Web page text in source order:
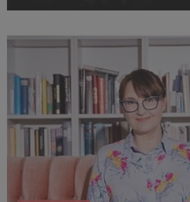
pola a nie ze...